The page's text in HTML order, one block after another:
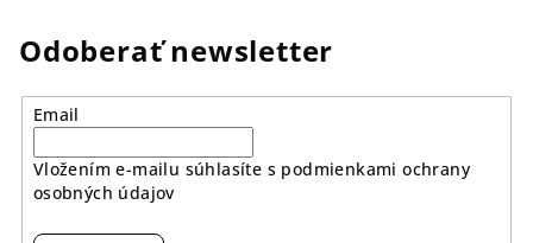
Odoberať newsletter
Email
Vložením e-mailu súhlasíte s podmienkami ochrany
osobných údajov